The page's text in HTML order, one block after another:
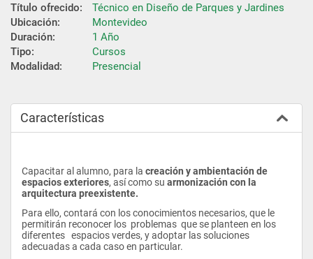
Título ofrecido:
Técnico en Diseño de Parques y Jardines
Ubicación:
Montevideo
Duración:
1 Año
Tipo:
Cursos
Modalidad:
Presencial
Características
Capacitar al alumno, para la creación y ambientación de
espacios exteriores, así como su armonización con la
arquitectura preexistente.
Para ello, contará con los conocimientos necesarios, que le
permitirán reconocer los  problemas  que se planteen en los
diferentes   espacios verdes, y adoptar las soluciones
adecuadas a cada caso en particular.